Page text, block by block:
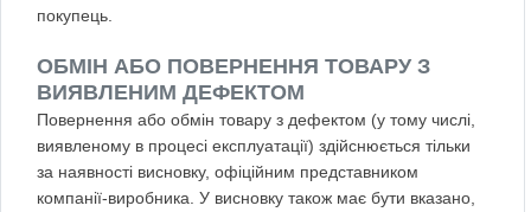
покупець.
ОБМІН АБО ПОВЕРНЕННЯ ТОВАРУ З
ВИЯВЛЕНИМ ДЕФЕКТОМ
Повернення або обмін товару з дефектом (у тому числі,
виявленому в процесі експлуатації) здійснюється тільки
за наявності висновку, офіційним представником
компанії-виробника. У висновку також має бути вказано,